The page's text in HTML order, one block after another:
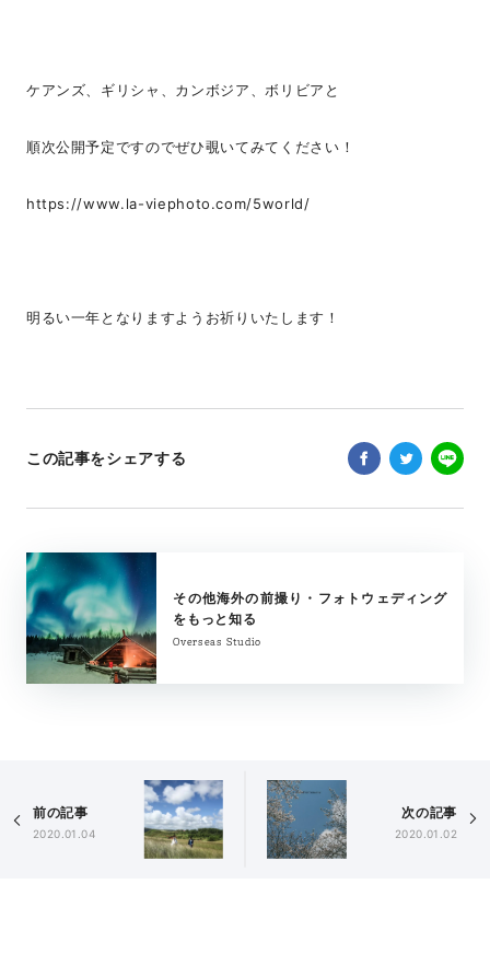
ケアンズ、ギリシャ、カンボジア、ボリビアと
順次公開予定ですのでぜひ覗いてみてください！
https://www.la-viephoto.com/5world/
明るい一年となりますようお祈りいたします！
この記事をシェアする
その他海外の前撮り・フォトウェディング
をもっと知る
Overseas Studio
前の記事
2020.01.04
次の記事
2020.01.02